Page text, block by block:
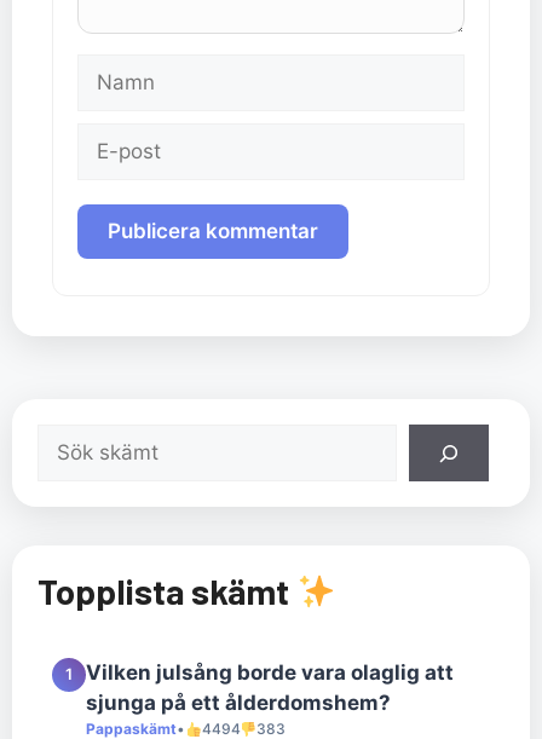
Namn
Sök
Topplista skämt
1
Vilken julsång borde vara olaglig att
sjunga på ett ålderdomshem?
Pappaskämt• 4494 383